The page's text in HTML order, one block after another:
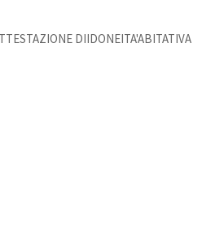
DIIDONEITA'ABITATIVA